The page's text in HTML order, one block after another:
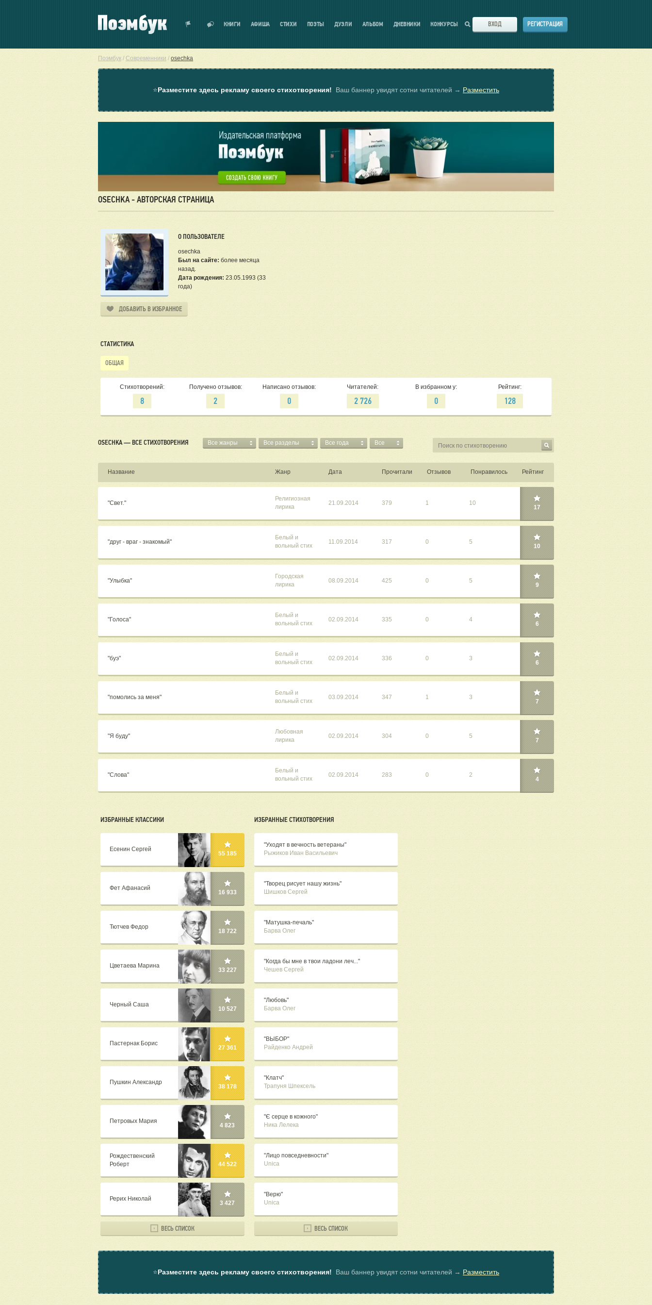
КНИГИ АФИША СТИХИ ПОЭТЫ ДУЭЛИ АЛЬБОМ ДНЕВНИКИ КОНКУРСЫ ВХОД РЕГИСТРАЦИЯ
Поэмбук / Современники / osechka
⭐Разместите здесь рекламу своего стихотворения! Ваш баннер увидят сотни читателей → Разместить
OSECHKA - АВТОРСКАЯ СТРАНИЦА
О ПОЛЬЗОВАТЕЛЕ
osechka
Был на сайте: более месяца
назад.
Дата рождения: 23.05.1993 (33
года)
ДОБАВИТЬ В ИЗБРАННОЕ
СТАТИСТИКА
ОБЩАЯ
Стихотворений:
8
Получено отзывов:
2
Написано отзывов:
0
Читателей:
2 726
В избранном у:
0
Рейтинг:
128
OSECHKA — ВСЕ СТИХОТВОРЕНИЯ Все жанры Все разделы Все года Все
Название Жанр Дата Прочитали Отзывов Понравилось Рейтинг
"Свет."
Религиозная
лирика
21.09.2014 379 1 10
17
"друг - враг - знакомый"
Белый и
вольный стих
11.09.2014 317 0 5
10
"Улыбка"
Городская
лирика
08.09.2014 425 0 5
9
"Голоса"
Белый и
вольный стих
02.09.2014 335 0 4
6
"буэ"
Белый и
вольный стих
02.09.2014 336 0 3
6
"помолись за меня"
Белый и
вольный стих
03.09.2014 347 1 3
7
"Я буду"
Любовная
лирика
02.09.2014 304 0 5
7
"Слова"
Белый и
вольный стих
02.09.2014 283 0 2
4
ИЗБРАННЫЕ КЛАССИКИ
Есенин Сергей
55 185
Фет Афанасий
16 933
Тютчев Федор
18 722
Цветаева Марина
33 227
Черный Саша
10 527
Пастернак Борис
27 361
Пушкин Александр
38 178
Петровых Мария
4 823
Рождественский
Роберт
44 522
Рерих Николай
3 427
ВЕСЬ СПИСОК
ИЗБРАННЫЕ СТИХОТВОРЕНИЯ
"Уходят в вечность ветераны"
Рыжиков Иван Васильевич
"Творец рисует нашу жизнь"
Шишков Сергей
"Матушка-печаль"
Барва Олег
"Когда бы мне в твои ладони леч..."
Чешев Сергей
"Любовь"
Барва Олег
"ВЫБОР"
Райденко Андрей
"Клатч"
Трапуня Шпексель
"Є серце в кожного"
Ника Лелека
"Лицо повседневности"
Unica
"Верю"
Unica
ВЕСЬ СПИСОК
⭐Разместите здесь рекламу своего стихотворения! Ваш баннер увидят сотни читателей → Разместить